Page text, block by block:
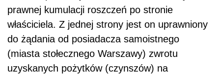
prawnej kumulacji roszczeń po stronie
właściciela. Z jednej strony jest on uprawniony
do żądania od posiadacza samoistnego
(miasta stołecznego Warszawy) zwrotu
uzyskanych pożytków (czynszów) na